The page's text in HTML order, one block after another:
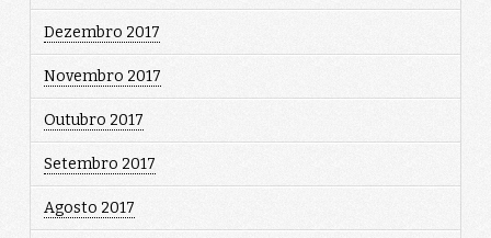
Dezembro 2017
Novembro 2017
Outubro 2017
Setembro 2017
Agosto 2017